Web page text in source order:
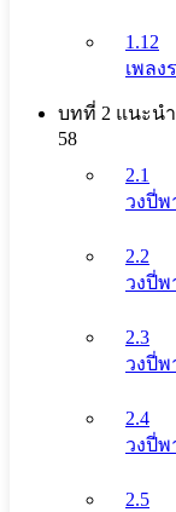
1.12
เพลง
บทที่ 2 แนะนํ
58
2.1
วงปี่
2.2
วงปี่พ
2.3
วงปี่พ
2.4
วงปี่พ
2.5